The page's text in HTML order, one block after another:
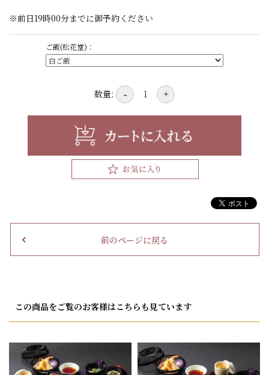
※前日19時00分までに御予約ください
ご飯(松花堂)：
数量: - +
前のページに戻る
この商品をご覧のお客様はこちらも見ています